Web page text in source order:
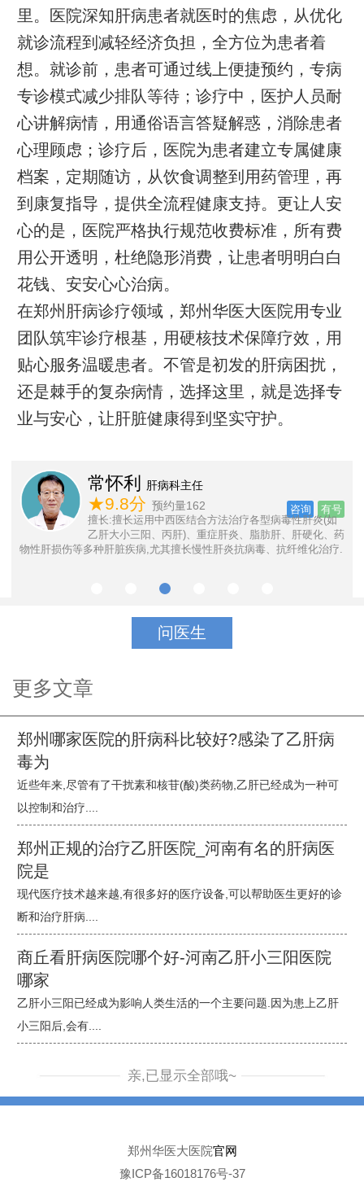
里。医院深知肝病患者就医时的焦虑，从优化
就诊流程到减轻经济负担，全方位为患者着
想。就诊前，患者可通过线上便捷预约，专病
专诊模式减少排队等待；诊疗中，医护人员耐
心讲解病情，用通俗语言答疑解惑，消除患者
心理顾虑；诊疗后，医院为患者建立专属健康
档案，定期随访，从饮食调整到用药管理，再
到康复指导，提供全流程健康支持。更让人安
心的是，医院严格执行规范收费标准，所有费
用公开透明，杜绝隐形消费，让患者明明白白
花钱、安安心心治病。
在郑州肝病诊疗领域，郑州华医大医院用专业
团队筑牢诊疗根基，用硬核技术保障疗效，用
贴心服务温暖患者。不管是初发的肝病困扰，
还是棘手的复杂病情，选择这里，就是选择专
业与安心，让肝脏健康得到坚实守护。
常怀利 肝病科主任
★9.8分 预约量162
擅长:擅长运用中西医结合方法治疗各型病毒性肝炎(如
乙肝大小三阳、丙肝)、重症肝炎、脂肪肝、肝硬化、药
物性肝损伤等多种肝脏疾病,尤其擅长慢性肝炎抗病毒、抗纤维化治疗.
咨询 有号
问医生
更多文章
郑州哪家医院的肝病科比较好?感染了乙肝病
毒为
近些年来,尽管有了干扰素和核苷(酸)类药物,乙肝已经成为一种可
以控制和治疗....
郑州正规的治疗乙肝医院_河南有名的肝病医
院是
现代医疗技术越来越,有很多好的医疗设备,可以帮助医生更好的诊
断和治疗肝病....
商丘看肝病医院哪个好-河南乙肝小三阳医院
哪家
乙肝小三阳已经成为影响人类生活的一个主要问题.因为患上乙肝
小三阳后,会有....
亲,已显示全部哦~
郑州华医大医院官网
豫ICP备16018176号-37